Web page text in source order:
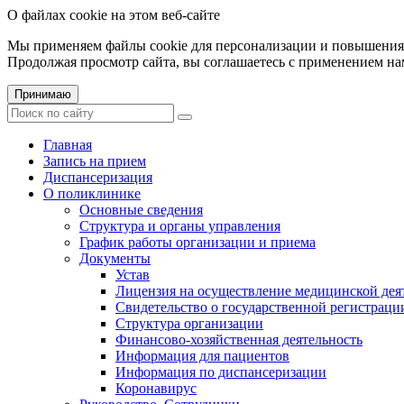
О файлах cookie на этом веб-сайте
Мы применяем файлы cookie для персонализации и повышения
Продолжая просмотр сайта, вы соглашаетесь с применением
Принимаю
Главная
Запись на прием
Диспансеризация
О поликлинике
Основные сведения
Структура и органы управления
График работы организации и приема
Документы
Устав
Лицензия на осуществление медицинской
Свидетельство о государственной
Структура организации
Финансово-хозяйственная деятельность
Информация для пациентов
Информация по диспансеризации
Коронавирус